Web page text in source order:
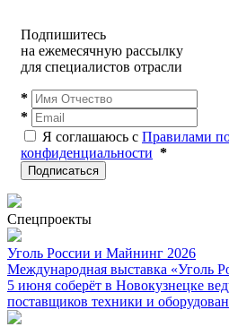
Подпишитесь
на ежемесячную рассылку
для специалистов отрасли
*
*
Я соглашаюсь с Правилами
конфиденциальности *
Подписаться
Спецпроекты
Уголь России и Майнинг 2026
Международная выставка «Уголь
5 июня соберёт в Новокузнецке
поставщиков техники и